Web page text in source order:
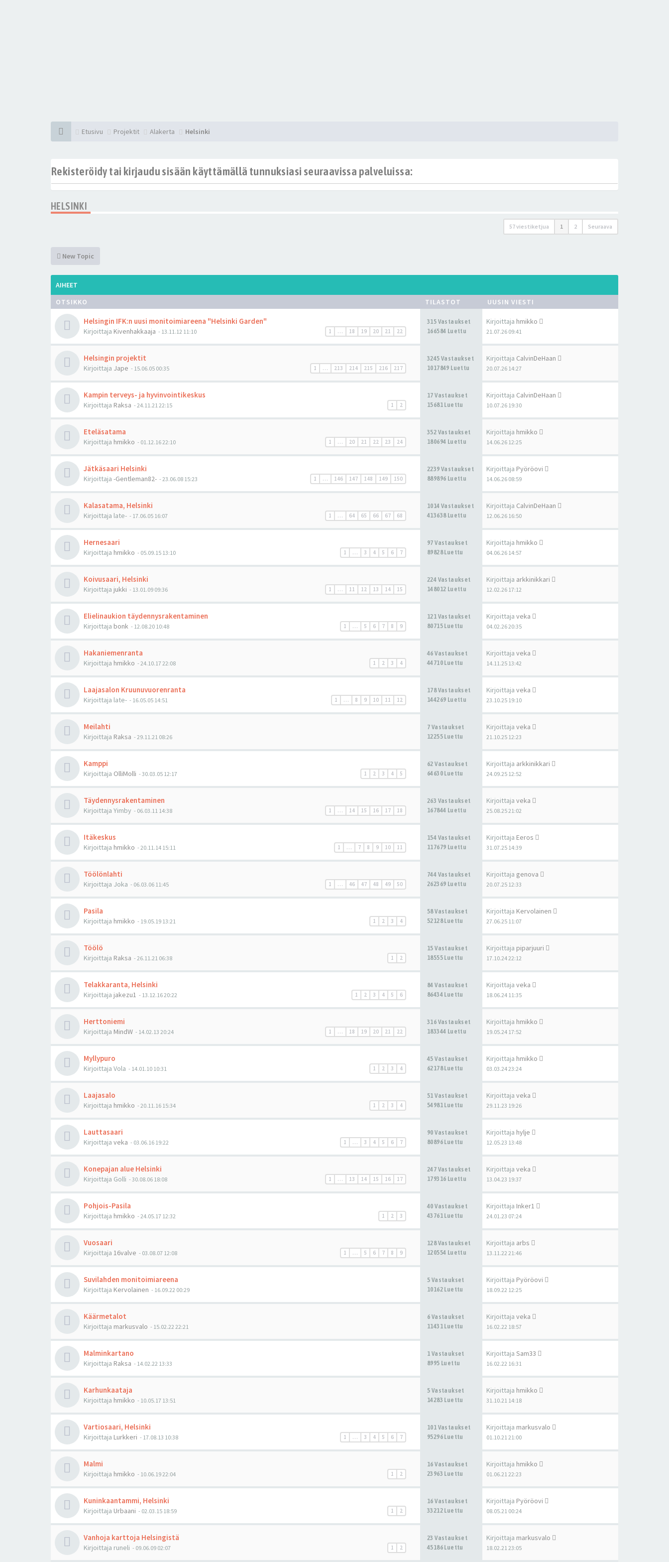
Etusivu Projektit Alakerta Helsinki
Rekisteröidy tai kirjaudu sisään käyttämällä tunnuksiasi seuraavissa palveluissa:
HELSINKI
57 viestiketjua 1 2 Seuraava
New Topic
AIHEET
OTSIKKO
TILASTOT UUSIN VIESTI
Helsingin IFK:n uusi monitoimiareena "Helsinki Garden"
1 … 18 19 20 21 22
Kirjoittaja Kivenhakkaaja - 13.11.12 11:10
315 Vastaukset
166584 Luettu
Kirjoittaja hmikko
21.07.26 09:41
Helsingin projektit
1 … 213 214 215 216 217
Kirjoittaja Jape - 15.06.05 00:35
3245 Vastaukset
1017849 Luettu
Kirjoittaja CalvinDeHaan
20.07.26 14:27
Kampin terveys- ja hyvinvointikeskus
1 2
Kirjoittaja Raksa - 24.11.21 22:15
17 Vastaukset
15681 Luettu
Kirjoittaja CalvinDeHaan
10.07.26 19:30
Eteläsatama
1 … 20 21 22 23 24
Kirjoittaja hmikko - 01.12.16 22:10
352 Vastaukset
180694 Luettu
Kirjoittaja hmikko
14.06.26 12:25
Jätkäsaari Helsinki
1 … 146 147 148 149 150
Kirjoittaja -Gentleman82- - 23.06.08 15:23
2239 Vastaukset
889896 Luettu
Kirjoittaja Pyöröovi
14.06.26 08:59
Kalasatama, Helsinki
1 … 64 65 66 67 68
Kirjoittaja late- - 17.06.05 16:07
1014 Vastaukset
413638 Luettu
Kirjoittaja CalvinDeHaan
12.06.26 16:50
Hernesaari
1 … 3 4 5 6 7
Kirjoittaja hmikko - 05.09.15 13:10
97 Vastaukset
89828 Luettu
Kirjoittaja hmikko
04.06.26 14:57
Koivusaari, Helsinki
1 … 11 12 13 14 15
Kirjoittaja jukki - 13.01.09 09:36
224 Vastaukset
148012 Luettu
Kirjoittaja arkkinikkari
12.02.26 17:12
Elielinaukion täydennysrakentaminen
1 … 5 6 7 8 9
Kirjoittaja bonk - 12.08.20 10:48
121 Vastaukset
80715 Luettu
Kirjoittaja veka
04.02.26 20:35
Hakaniemenranta
1 2 3 4
Kirjoittaja hmikko - 24.10.17 22:08
46 Vastaukset
44710 Luettu
Kirjoittaja veka
14.11.25 13:42
Laajasalon Kruunuvuorenranta
1 … 8 9 10 11 12
Kirjoittaja late- - 16.05.05 14:51
178 Vastaukset
144269 Luettu
Kirjoittaja veka
23.10.25 19:10
Meilahti
Kirjoittaja Raksa - 29.11.21 08:26
7 Vastaukset
12255 Luettu
Kirjoittaja veka
21.10.25 12:23
Kamppi
1 2 3 4 5
Kirjoittaja OlliMolli - 30.03.05 12:17
62 Vastaukset
64630 Luettu
Kirjoittaja arkkinikkari
24.09.25 12:52
Täydennysrakentaminen
1 … 14 15 16 17 18
Kirjoittaja Yimby - 06.03.11 14:38
263 Vastaukset
167844 Luettu
Kirjoittaja veka
25.08.25 21:02
Itäkeskus
1 … 7 8 9 10 11
Kirjoittaja hmikko - 20.11.14 15:11
154 Vastaukset
117679 Luettu
Kirjoittaja Eeros
31.07.25 14:39
Töölönlahti
1 … 46 47 48 49 50
Kirjoittaja Joka - 06.03.06 11:45
744 Vastaukset
262369 Luettu
Kirjoittaja genova
20.07.25 12:33
Pasila
1 2 3 4
Kirjoittaja hmikko - 19.05.19 13:21
58 Vastaukset
52128 Luettu
Kirjoittaja Kervolainen
27.06.25 11:07
Töölö
1 2
Kirjoittaja Raksa - 26.11.21 06:38
15 Vastaukset
18555 Luettu
Kirjoittaja piparjuuri
17.10.24 22:12
Telakkaranta, Helsinki
1 2 3 4 5 6
Kirjoittaja jakezu1 - 13.12.16 20:22
84 Vastaukset
86434 Luettu
Kirjoittaja veka
18.06.24 11:35
Herttoniemi
1 … 18 19 20 21 22
Kirjoittaja MindW - 14.02.13 20:24
316 Vastaukset
183344 Luettu
Kirjoittaja hmikko
19.05.24 17:52
Myllypuro
1 2 3 4
Kirjoittaja Vola - 14.01.10 10:31
45 Vastaukset
62178 Luettu
Kirjoittaja hmikko
03.03.24 23:24
Laajasalo
1 2 3 4
Kirjoittaja hmikko - 20.11.16 15:34
51 Vastaukset
54981 Luettu
Kirjoittaja veka
29.11.23 19:26
Lauttasaari
1 … 3 4 5 6 7
Kirjoittaja veka - 03.06.16 19:22
90 Vastaukset
80896 Luettu
Kirjoittaja hylje
12.05.23 13:48
Konepajan alue Helsinki
1 … 13 14 15 16 17
Kirjoittaja Golli - 30.08.06 18:08
247 Vastaukset
179316 Luettu
Kirjoittaja veka
13.04.23 19:37
Pohjois-Pasila
1 2 3
Kirjoittaja hmikko - 24.05.17 12:32
40 Vastaukset
43761 Luettu
Kirjoittaja Inker1
24.01.23 07:24
Vuosaari
1 … 5 6 7 8 9
Kirjoittaja 16valve - 03.08.07 12:08
128 Vastaukset
120554 Luettu
Kirjoittaja arbs
13.11.22 21:46
Suvilahden monitoimiareena
Kirjoittaja Kervolainen - 16.09.22 00:29
5 Vastaukset
10162 Luettu
Kirjoittaja Pyöröovi
18.09.22 12:25
Käärmetalot
Kirjoittaja markusvalo - 15.02.22 22:21
6 Vastaukset
11431 Luettu
Kirjoittaja veka
16.02.22 18:57
Malminkartano
Kirjoittaja Raksa - 14.02.22 13:33
1 Vastaukset
8995 Luettu
Kirjoittaja Sam33
16.02.22 16:31
Karhunkaataja
Kirjoittaja hmikko - 10.05.17 13:51
5 Vastaukset
14283 Luettu
Kirjoittaja hmikko
31.10.21 14:18
Vartiosaari, Helsinki
1 … 3 4 5 6 7
Kirjoittaja Lurkkeri - 17.08.13 10:38
101 Vastaukset
95296 Luettu
Kirjoittaja markusvalo
01.10.21 21:00
Malmi
1 2
Kirjoittaja hmikko - 10.06.19 22:04
16 Vastaukset
23963 Luettu
Kirjoittaja hmikko
01.06.21 22:23
Kuninkaantammi, Helsinki
1 2
Kirjoittaja Urbaani - 02.03.15 18:59
16 Vastaukset
33212 Luettu
Kirjoittaja Pyöröovi
08.05.21 00:24
Vanhoja karttoja Helsingistä
1 2
Kirjoittaja runeli - 09.06.09 02:07
23 Vastaukset
45186 Luettu
Kirjoittaja markusvalo
18.02.21 23:05